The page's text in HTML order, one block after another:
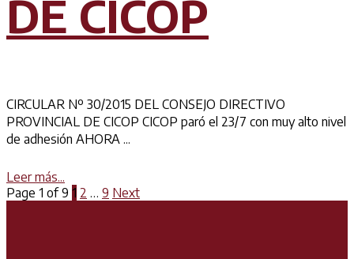
DE CICOP
CIRCULAR Nº 30/2015 DEL CONSEJO DIRECTIVO
PROVINCIAL DE CICOP CICOP paró el 23/7 con muy alto nivel
de adhesión AHORA ...
Leer más...
Page 1 of 9 1 2 … 9 Next